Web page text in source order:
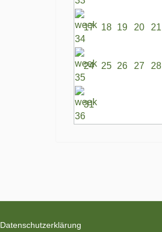
17 18 19 20 21
24 25 26 27 28
31
Datenschutzerklärung